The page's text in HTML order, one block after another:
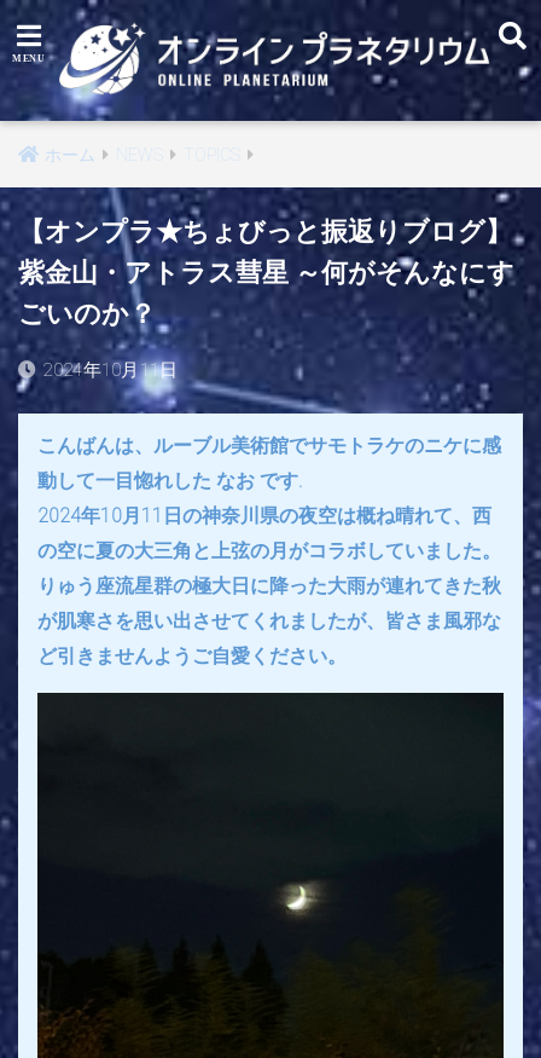
ホーム NEWS
【オンプラ★ちょびっと振返りブログ】
紫金山・アトラス彗星 ～何がそんなにす
ごいのか？
2024年10月11日
こんばんは、ルーブル美術館でサモトラケのニケに感
動して一目惚れした なお です.
2024年10月11日の神奈川県の夜空は概ね晴れて、西
の空に夏の大三角と上弦の月がコラボしていました。
りゅう座流星群の極大日に降った大雨が連れてきた秋
が肌寒さを思い出させてくれましたが、皆さま風邪な
ど引きませんようご自愛ください。